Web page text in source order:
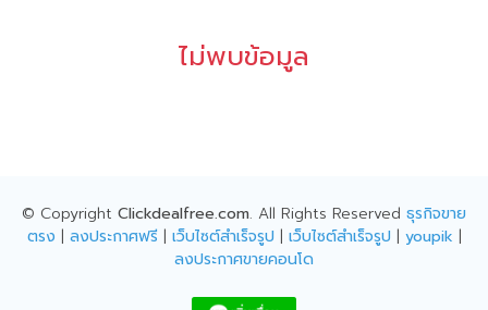
ไม่พบข้อมูล
© Copyright Clickdealfree.com. All Rights Reserved ธุรกิจขาย
ตรง | ลงประกาศฟรี| เว็บไซต์สำเร็จรูป | เว็บไซต์สำเร็จรูป | youpik |
ลงประกาศขายคอนโด